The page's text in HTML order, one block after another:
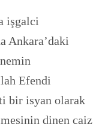
işgalci
Ankara’daki
Efendi
bir isyan olarak
dinen caiz